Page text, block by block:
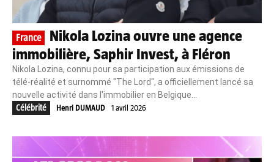
France
Nikola Lozina ouvre une agence
immobilière, Saphir Invest, à Fléron
Nikola Lozina, connu pour sa participation aux émissions de
télé-réalité et surnommé "The Lord", a officiellement lancé sa
nouvelle activité dans l'immobilier en Belgique...
Célébrité
Henri DUMAUD 1 avril 2026